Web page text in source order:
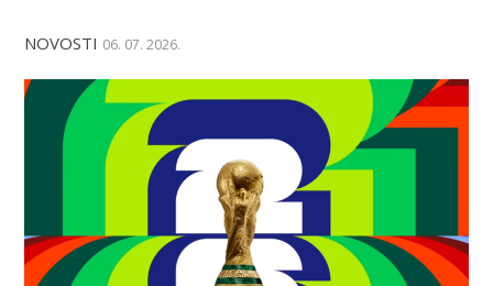
NOVOSTI 06. 07. 2026.